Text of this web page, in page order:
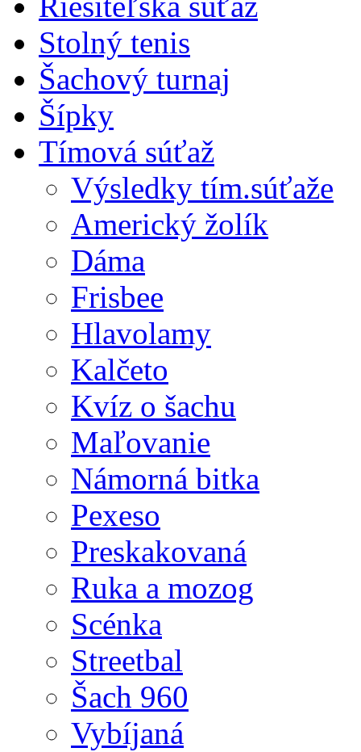
Stolný tenis
Šachový turnaj
Šípky
Tímová súťaž
Výsledky tím.súťaže
Americký žolík
Dáma
Frisbee
Hlavolamy
Kalčeto
Kvíz o šachu
Maľovanie
Námorná bitka
Pexeso
Preskakovaná
Ruka a mozog
Scénka
Streetbal
Šach 960
Vybíjaná